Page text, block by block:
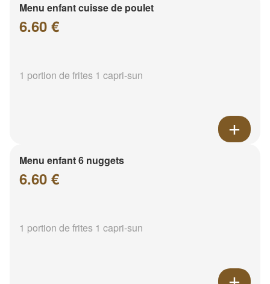
Menu enfant cuisse de poulet
6.60 €
1 portion de frites 1 capri-sun
Menu enfant 6 nuggets
6.60 €
1 portion de frites 1 capri-sun